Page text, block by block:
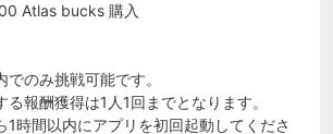
Atlas bucks 購入
でのみ挑戦可能です。
る報酬獲得は1人1回までとなります。
1時間以内にアプリを初回起動してくださ